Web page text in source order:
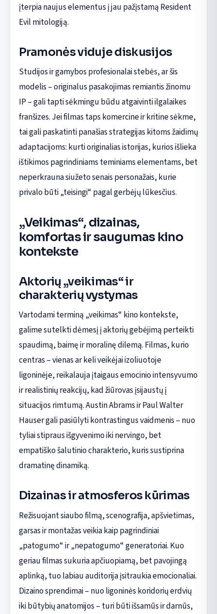
įterpia naujus elementus į jau pažįstamą Resident
Evil mitologiją.
Pramonės viduje diskusijos
Studijos ir gamybos profesionalai stebės, ar šis
modelis – originalus pasakojimas remiantis žinomu
IP – gali tapti sėkmingu būdu atgaivinti ilgalaikes
franšizes. Jei filmas taps komercine ir kritine sėkme,
tai gali paskatinti panašias strategijas kitoms žaidimų
adaptacijoms: kurti originalias istorijas, kurios išlieka
ištikimos pagrindiniams teminiams elementams, bet
neperkrauna siužeto senais personažais, kurie
privalo būti „teisingi“ pagal gerbėjų lūkesčius.
„Veikimas“, dizainas,
komfortas ir saugumas kino
kontekste
Aktorių „veikimas“ ir
charakterių vystymas
Vartodami terminą „veikimas“ kino kontekste,
galime sutelkti dėmesį į aktorių gebėjimą perteikti
spaudimą, baimę ir moralinę dilemą. Filmas, kurio
centras – vienas ar keli veikėjai izoliuotoje
ligoninėje, reikalauja įtaigaus emocinio intensyvumo
ir realistinių reakcijų, kad žiūrovas įsijaustų į
situacijos rimtumą. Austin Abrams ir Paul Walter
Hauser gali pasiūlyti kontrastingus vaidmenis – nuo
tyliai stipraus išgyvenimo iki nervingo, bet
empatiško šalutinio charakterio, kuris sustiprina
dramatinę dinamiką.
Dizainas ir atmosferos kūrimas
Režisuojant siaubo filmą, scenografija, apšvietimas,
garsas ir montažas veikia kaip pagrindiniai
„patogumo“ ir „nepatogumo“ generatoriai. Kuo
geriau filmas sukuria apčiuopiamą, bet pavojingą
aplinką, tuo labiau auditorija įsitraukia emocionaliai.
Dizaino sprendimai – nuo ligoninės koridorių erdvių
iki būtybių anatomijos – turi būti išsamūs ir darnūs,